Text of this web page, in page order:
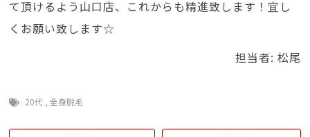
て頂けるよう山口店、これからも精進致します！宜し
くお願い致します☆
担当者: 松尾
20代 ,全身脱毛